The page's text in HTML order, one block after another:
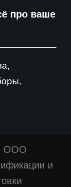
про ваше
ООО
и